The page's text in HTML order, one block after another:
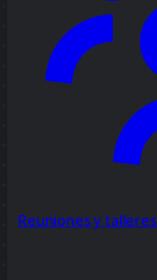
Reuniones y talleres